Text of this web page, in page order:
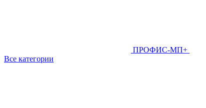
ПРОФИС-МП+
Все категории